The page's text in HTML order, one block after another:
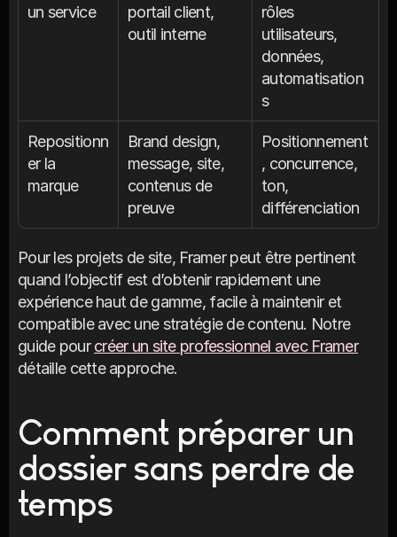
un service
portail client,
outil interne
rôles
utilisateurs,
données,
automatisation
s
Repositionn
er la
marque
Brand design,
message, site,
contenus de
preuve
Positionnement
, concurrence,
ton,
différenciation
Pour les projets de site, Framer peut être pertinent
quand l’objectif est d’obtenir rapidement une
expérience haut de gamme, facile à maintenir et
compatible avec une stratégie de contenu. Notre
guide pour créer un site professionnel avec Framer
détaille cette approche.
Comment préparer un
dossier sans perdre de
temps